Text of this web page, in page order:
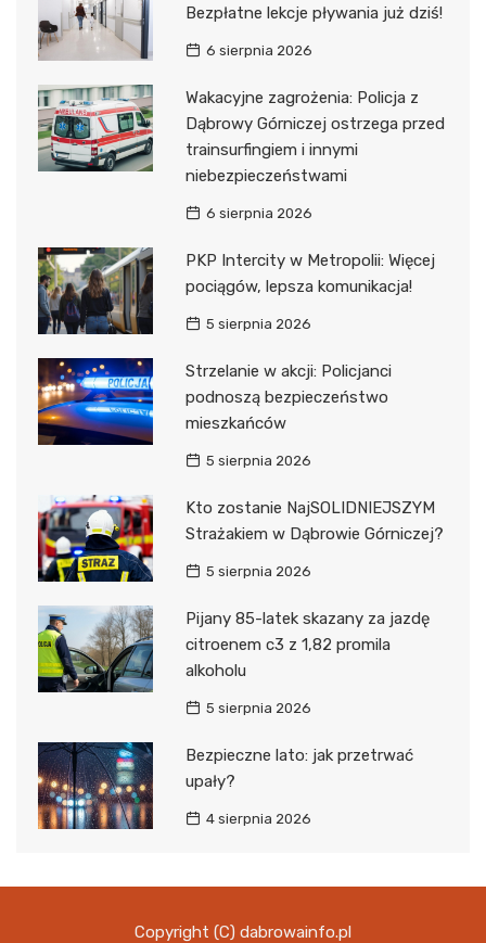
Bezpłatne lekcje pływania już dziś!
6 sierpnia 2026
Wakacyjne zagrożenia: Policja z
Dąbrowy Górniczej ostrzega przed
trainsurfingiem i innymi
niebezpieczeństwami
6 sierpnia 2026
PKP Intercity w Metropolii: Więcej
pociągów, lepsza komunikacja!
5 sierpnia 2026
Strzelanie w akcji: Policjanci
podnoszą bezpieczeństwo
mieszkańców
5 sierpnia 2026
Kto zostanie NajSOLIDNIEJSZYM
Strażakiem w Dąbrowie Górniczej?
5 sierpnia 2026
Pijany 85-latek skazany za jazdę
citroenem c3 z 1,82 promila
alkoholu
5 sierpnia 2026
Bezpieczne lato: jak przetrwać
upały?
4 sierpnia 2026
Copyright (C) dabrowainfo.pl